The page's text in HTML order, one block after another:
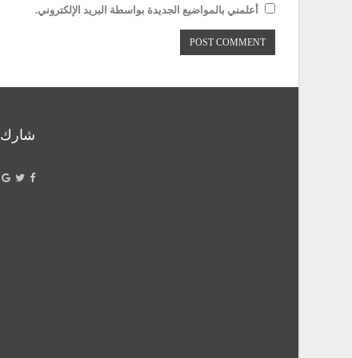
أعلمني بالمواضيع الجديدة بواسطة البريد الإلكتروني.
شارك